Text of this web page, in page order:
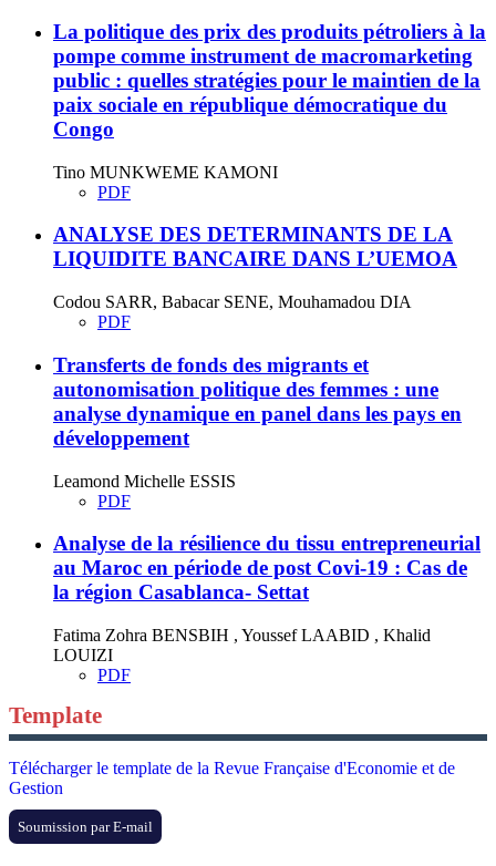
La politique des prix des produits pétroliers à la
pompe comme instrument de macromarketing
public : quelles stratégies pour le maintien de la
paix sociale en république démocratique du
Congo
Tino MUNKWEME KAMONI
PDF
ANALYSE DES DETERMINANTS DE LA
LIQUIDITE BANCAIRE DANS L’UEMOA
Codou SARR, Babacar SENE, Mouhamadou DIA
PDF
Transferts de fonds des migrants et
autonomisation politique des femmes : une
analyse dynamique en panel dans les pays en
développement
Leamond Michelle ESSIS
PDF
Analyse de la résilience du tissu entrepreneurial
au Maroc en période de post Covi-19 : Cas de
la région Casablanca- Settat
Fatima Zohra BENSBIH , Youssef LAABID , Khalid
LOUIZI
PDF
Template
Télécharger le template de la Revue Française d'Economie et de
Gestion
Soumission par E-mail